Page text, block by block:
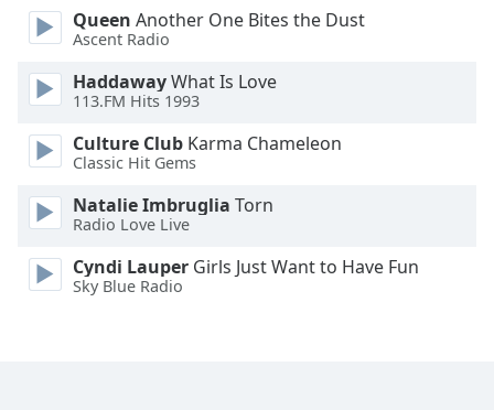
Style
Font
Family
Reset
Queen Another One Bites the Dust
Ascent Radio
HaddawayWhat Is Love
113.FM Hits 1993
Culture Club Karma Chameleon
Classic Hit Gems
Natalie Imbruglia Torn
Radio Love Live
Cyndi Lauper Girls Just Want to Have Fun
Sky Blue Radio